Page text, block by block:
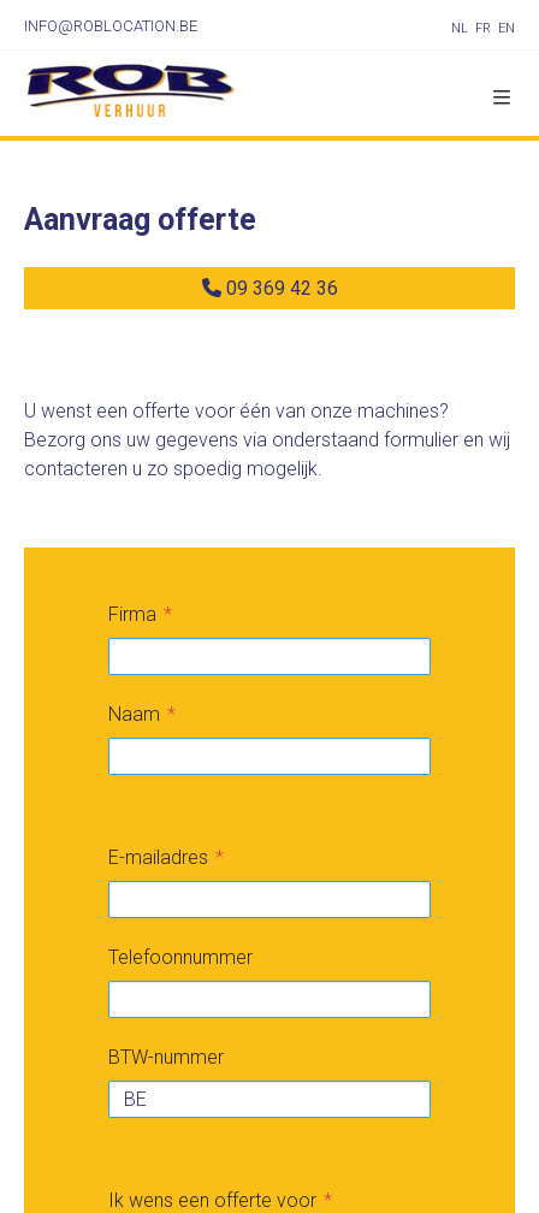
INFO@ROBLOCATION.BE NL FR EN
Aanvraag offerte
09 369 42 36
U wenst een offerte voor één van onze machines?
Bezorg ons uw gegevens via onderstaand formulier en wij
contacteren u zo spoedig mogelijk.
Firma
Naam
E-mailadres
Telefoonnummer
BTW-nummer
Ik wens een offerte voor